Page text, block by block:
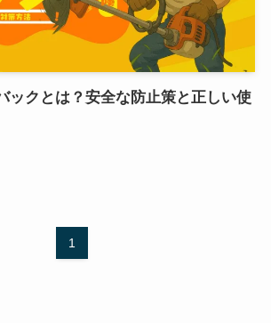
ックとは？安全な防止策と正しい使
1